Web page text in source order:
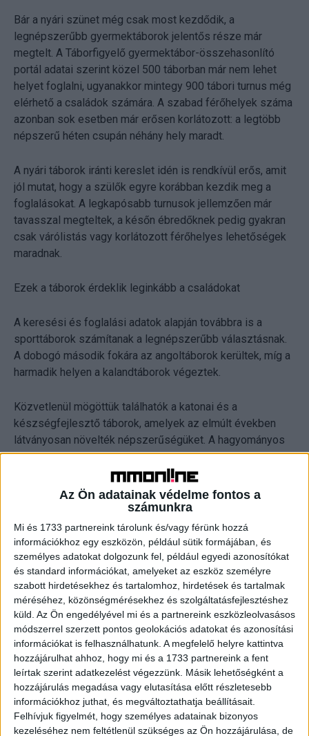
Az Ön adatainak védelme fontos a
számunkra
Mi és 1733 partnereink tárolunk és/vagy férünk hozzá
információkhoz egy eszközön, például sütik formájában, és
személyes adatokat dolgozunk fel, például egyedi azonosítókat
és standard információkat, amelyeket az eszköz személyre
szabott hirdetésekhez és tartalomhoz, hirdetések és tartalmak
méréséhez, közönségmérésekhez és szolgáltatásfejlesztéshez
küld. Az Ön engedélyével mi és a partnereink eszközleolvasásos
módszerrel szerzett pontos geolokációs adatokat és azonosítási
információkat is felhasználhatunk. A megfelelő helyre kattintva
hozzájárulhat ahhoz, hogy mi és a 1733 partnereink a fent
leírtak szerint adatkezelést végezzünk. Másik lehetőségként a
hozzájárulás megadása vagy elutasítása előtt részletesebb
információkhoz juthat, és megváltoztathatja beállításait.
Felhívjuk figyelmét, hogy személyes adatainak bizonyos
kezeléséhez nem feltétlenül szükséges az Ön hozzájárulása, de
Bár a nyári szünet még csak most kezdődik, a
legnépszerűbb gyermektáborok jelentős része már
megtelt. A Táborfigyelő gyermektábor-összehasonlító
portál adatai szerint közel 500 táborban már nem lehet
helyet foglalni, ugyanakkor mintegy 900 tábori turnus még
elérhető a családok számára. A szabad férőhelyek száma
azonban sok esetben már erősen korlátozott: a legtöbb
népszerű héten csupán néhány hely maradt.
A nyári táborok iránti kereslet idén is rendkívül erős, amit
jól mutat, hogy a szülők egyre korábban kezdik meg a
foglalásokat. A legkapósabb turnusok jellemzően már
tavasszal megteltek, a későn ébredőknek pedig gyakran
csak várólistás vagy korlátozott férőhelyes lehetőségek
maradnak.
Ezek a táborok érdeklik leginkább a családokat
A keresési és foglalási adatok alapján továbbra is a
sporttáborok számítanak a legnépszerűbb választásnak.
A dobogó második fokára az angoltáborok kerültek, míg a
harmadik helyen a kalandtáborok végeztek.
Közvetlenül mögöttük találhatók a katonai és a
készségfejlesztő táborok, amelyek az elmúlt években
látványosan növelték népszerűségüket. A hagyományos
tematikák mellett egyre nagyobb az érdeklődés azok iránt
a programok iránt is, amelyek önállóságot,
problémamegoldást, csapatmunkát vagy éppen speciális
gyakorlati készségeket fejlesztenek.
A tábori kínálat ugyanakkor minden korábbinál sokszínűbb:
a klasszikus sport- és nyelvi programok mellett ma már
számos különleges tematika közül választhatnak a
családok, a kreatív alkotótáboroktól kezdve a technológiai,
tudományos vagy éppen szerepjátékos programokig.
Többségben maradtak a napközis táborok
A foglalások alapján a családok 54 százaléka napközis
tábort választ gyermekének, míg 46 százalék az ottalvós
programokat részesíti előnyben.